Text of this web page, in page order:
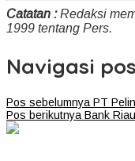
Catatan :Redaksi
1999 tentang Pers.
Navigasi pos
Pos sebelumnyaPT
Pos berikutnyaBank